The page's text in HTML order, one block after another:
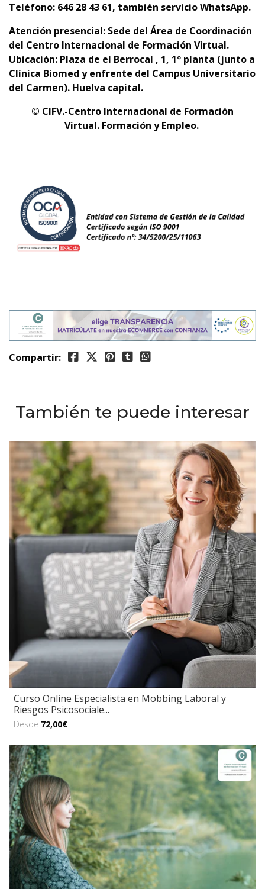
Teléfono: 646 28 43 61, también servicio WhatsApp.
Atención presencial: Sede del Área de Coordinación
del Centro Internacional de Formación Virtual.
Ubicación: Plaza de el Berrocal , 1, 1º planta (junto a
Clínica Biomed y enfrente del Campus Universitario
del Carmen). Huelva capital.
© CIFV.-Centro Internacional de Formación
Virtual. Formación y Empleo.
Compartir:
También te puede interesar
Curso Online Especialista en Mobbing Laboral y
Riesgos Psicosociale...
Desde 72,00€